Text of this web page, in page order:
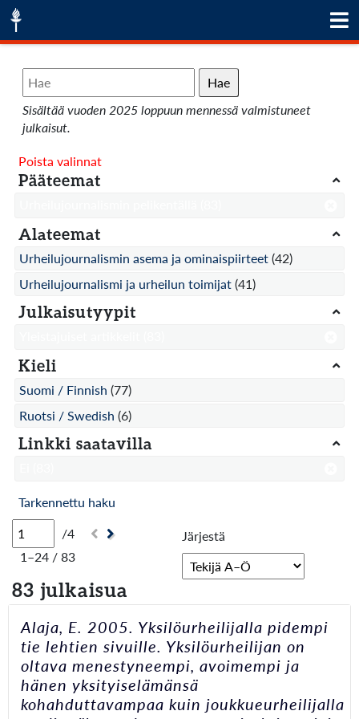
Hae
Sisältää vuoden 2025 loppuun mennessä valmistuneet
julkaisut.
/4
1–24 / 83
Järjestä
83 julkaisua
Alaja, E. 2005. Yksilöurheilijalla pidempi
tie lehtien sivuille. Yksilöurheilijan on
oltava menestyneempi, avoimempi ja
hänen yksityiselämänsä
kohahduttavampaa kuin joukkueurheilijalla
Poista valinnat
Pääteemat
Alateemat
Urheilujournalismin asema ja ominaispiirteet (42)
Urheilujournalismi ja urheilun toimijat (41)
Julkaisutyypit
Kieli
Suomi / Finnish (77)
Ruotsi / Swedish (6)
Linkki saatavilla
Tarkennettu haku